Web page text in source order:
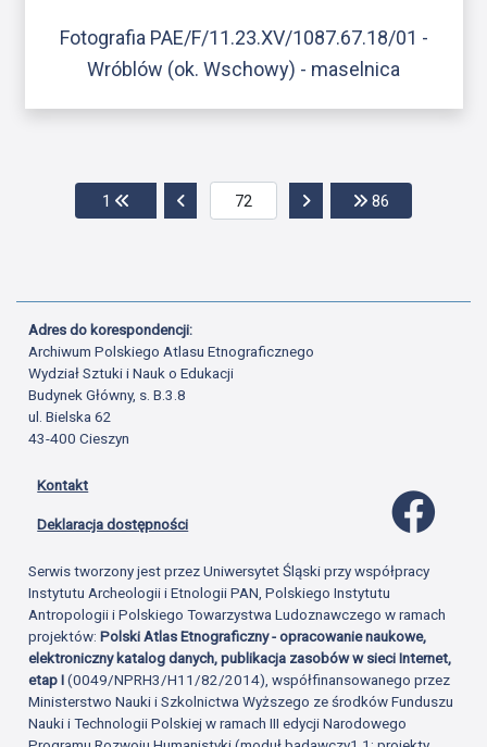
Fotografia PAE/F/11.23.XV/1087.67.18/01 -
Wróblów (ok. Wschowy) - maselnica
1 Przejdź do pierwszej strony
Przejdź do poprzedniej strony
Przejdź do następnej
86
Adres do korespondencji:
Archiwum Polskiego Atlasu Etnograficznego
Wydział Sztuki i Nauk o Edukacji
Budynek Główny, s. B.3.8
ul. Bielska 62
43-400 Cieszyn
Kontakt
Deklaracja dostępności
Serwis tworzony jest przez Uniwersytet Śląski przy współpracy
Instytutu Archeologii i Etnologii PAN, Polskiego Instytutu
Antropologii i Polskiego Towarzystwa Ludoznawczego w ramach
projektów:Polski Atlas Etnograficzny - opracowanie naukowe,
elektroniczny katalog danych, publikacja zasobów w sieci Internet,
etap I(0049/NPRH3/H11/82/2014), współfinansowanego przez
Ministerstwo Nauki i Szkolnictwa Wyższego ze środków Funduszu
Nauki i Technologii Polskiej w ramach III edycji Narodowego